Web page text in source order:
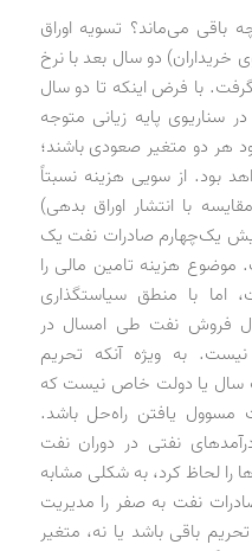
باقی می‌ماند؟ تسویه اوراق
خریداران) دو سال بعد با نرخ
با فرض اینکه تا دو سال
سناریوی پایه زیانی متوجه
هر دو متغیر صعودی باشند؛
بود. از سویی هزینه نسبتاً
با انتشار اوراق بدهی)
یک‌چهارم صادرات نفت یک
هزینه تامین مالی را
اما با منطق سیاستگذاری
فروش نفت طی امسال در
به ویژه آنکه تحریم
سال یا دولت خاص نیست که
مسوول یافتن راه‌حل باشد.
نفتی در دوران نفت
را لحاظ کرد، به شکلی مشابه
نفت به صفر را مدیریت
باقی باشد یا نه، متغیر